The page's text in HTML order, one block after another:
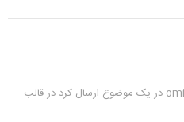
قالب